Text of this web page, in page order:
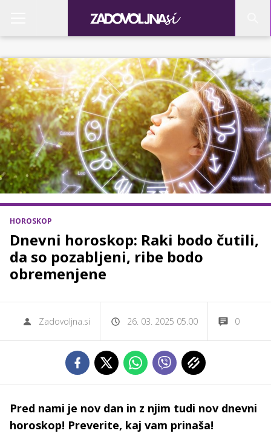
HOROSKOP
Dnevni horoskop: Raki bodo čutili,
da so pozabljeni, ribe bodo
obremenjene
Zadovoljna.si 26. 03. 2025 05.00 0
Pred nami je nov dan in z njim tudi nov dnevni
horoskop! Preverite, kaj vam prinaša!